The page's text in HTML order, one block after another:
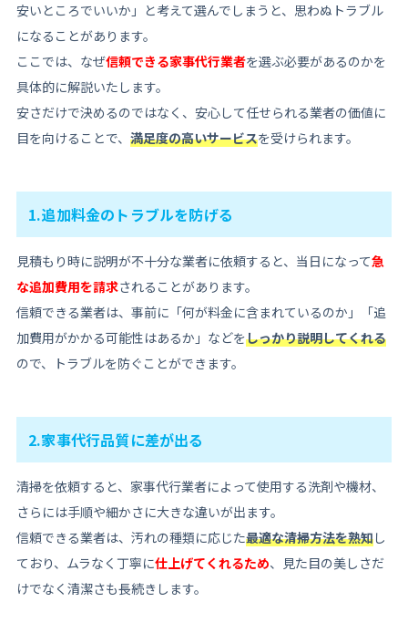
安いところでいいか」と考えて選んでしまうと、思わぬトラブル
になることがあります。
ここでは、なぜ信頼できる家事代行業者を選ぶ必要があるのかを
具体的に解説いたします。
安さだけで決めるのではなく、安心して任せられる業者の価値に
目を向けることで、 満足度の高いサービスを受けられます。
1.追加料金のトラブルを防げる
見積もり時に説明が不十分な業者に依頼すると、当日になって急
な追加費用を請求されることがあります。
信頼できる業者は、事前に「何が料金に含まれているのか」「追
加費用がかかる可能性はあるか」などをしっかり説明してくれる
ので、トラブルを防ぐことができます。
2.家事代行品質に差が出る
清掃を依頼すると、家事代行業者によって使用する洗剤や機材、
さらには手順や細かさに大きな違いが出ます。
信頼できる業者は、汚れの種類に応じた最適な清掃方法を熟知し
ており、ムラなく丁寧に仕上げてくれるため、見た目の美しさだ
けでなく清潔さも長続きします。